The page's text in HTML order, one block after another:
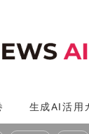
生成AI活用